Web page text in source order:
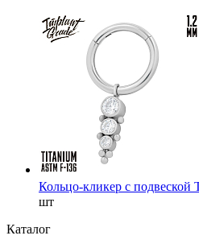
Кольцо-кликер с подвеской
шт
Каталог